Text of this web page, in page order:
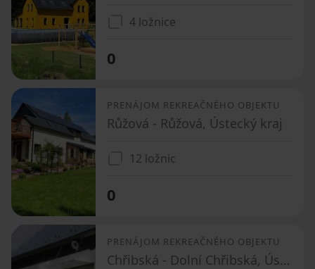
4 ložnice
0
PRENÁJOM REKREAČNÉHO OBJEKTU
Růžová - Růžová, Ústecký kraj
12 ložnic
0
PRENÁJOM REKREAČNÉHO OBJEKTU
Chřibská - Dolní Chřibská, Ústecký kraj